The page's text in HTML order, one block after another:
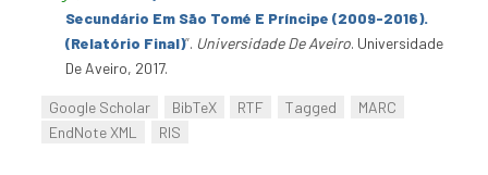
Secundário Em São Tomé E Príncipe (2009-2016).
(Relatório Final)”. Universidade De Aveiro. Universidade
De Aveiro, 2017.
Google Scholar BibTeX RTF Tagged
MARC
EndNote XML
RIS